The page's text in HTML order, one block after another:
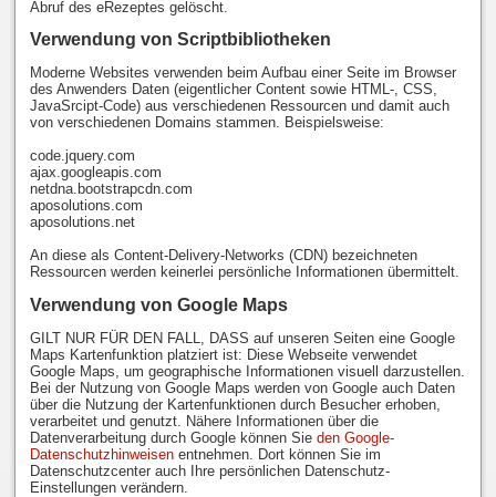
Abruf des eRezeptes gelöscht.
Verwendung von Scriptbibliotheken
Moderne Websites verwenden beim Aufbau einer Seite im Browser
des Anwenders Daten (eigentlicher Content sowie HTML-, CSS,
JavaSrcipt-Code) aus verschiedenen Ressourcen und damit auch
von verschiedenen Domains stammen. Beispielsweise:
code.jquery.com
ajax.googleapis.com
netdna.bootstrapcdn.com
aposolutions.com
aposolutions.net
An diese als Content-Delivery-Networks (CDN) bezeichneten
Ressourcen werden keinerlei persönliche Informationen übermittelt.
Verwendung von Google Maps
GILT NUR FÜR DEN FALL, DASS auf unseren Seiten eine Google
Maps Kartenfunktion platziert ist: Diese Webseite verwendet
Google Maps, um geographische Informationen visuell darzustellen.
Bei der Nutzung von Google Maps werden von Google auch Daten
über die Nutzung der Kartenfunktionen durch Besucher erhoben,
verarbeitet und genutzt. Nähere Informationen über die
Datenverarbeitung durch Google können Sie den Google-
Datenschutzhinweisenentnehmen. Dort können Sie im
Datenschutzcenter auch Ihre persönlichen Datenschutz-
Einstellungen verändern.